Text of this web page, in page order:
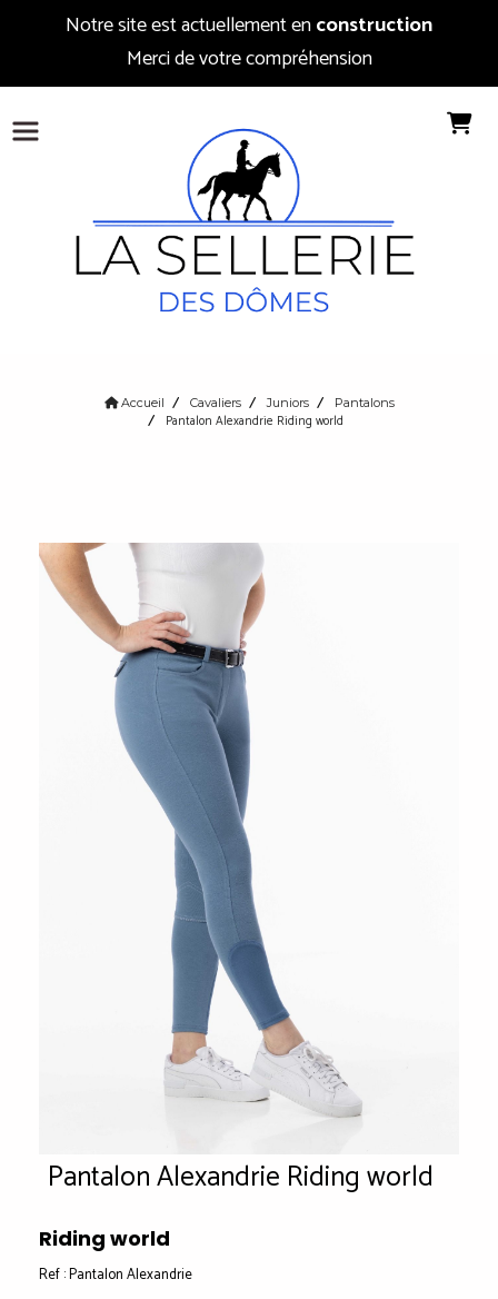
Notre site est actuellement enconstruction
Merci de votre compréhension
Accueil Cavaliers Juniors Pantalons
Pantalon Alexandrie Riding world
Pantalon Alexandrie Riding world
Riding world
Ref :Pantalon Alexandrie